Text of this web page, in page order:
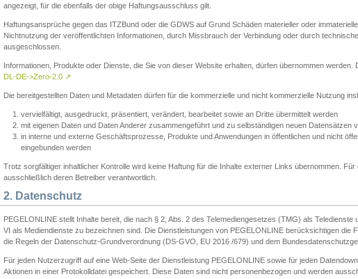
angezeigt, für die ebenfalls der obige Haftungsausschluss gilt.
Haftungsansprüche gegen das ITZBund oder die GDWS auf Grund Schäden materieller oder
Nichtnutzung der veröffentlichten Informationen, durch Missbrauch der Verbindung oder durch
ausgeschlossen.
Informationen, Produkte oder Dienste, die Sie von dieser Website erhalten, dürfen übernommen
DL-DE->Zero-2.0 ↗
Die bereitgestellten Daten und Metadaten dürfen für die kommerzielle und nicht kommerzielle Nutzung
vervielfältigt, ausgedruckt, präsentiert, verändert, bearbeitet sowie an Dritte übermittelt werden
mit eigenen Daten und Daten Anderer zusammengeführt und zu selbständigen neuen Datensätzen
in interne und externe Geschäftsprozesse, Produkte und Anwendungen in öffentlichen und nicht
eingebunden werden
Trotz sorgfältiger inhaltlicher Kontrolle wird keine Haftung für die Inhalte externer Links übernommen.
ausschließlich deren Betreiber verantwortlich.
2. Datenschutz
PEGELONLINE stellt Inhalte bereit, die nach § 2, Abs. 2 des Telemediengesetzes (TMG) als
VI als Mediendienste zu bezeichnen sind. Die Dienstleistungen von PEGELONLINE berücksichtigen die
die Regeln der Datenschutz-Grundverordnung (DS-GVO, EU 2016 /679) und dem
Für jeden Nutzerzugriff auf eine Web-Seite der Dienstleistung PEGELONLINE sowie für jeden
Aktionen in einer Protokolldatei gespeichert. Diese Daten sind nicht personenbezogen und werden